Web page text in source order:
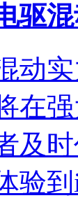
驱
动
在
及
验